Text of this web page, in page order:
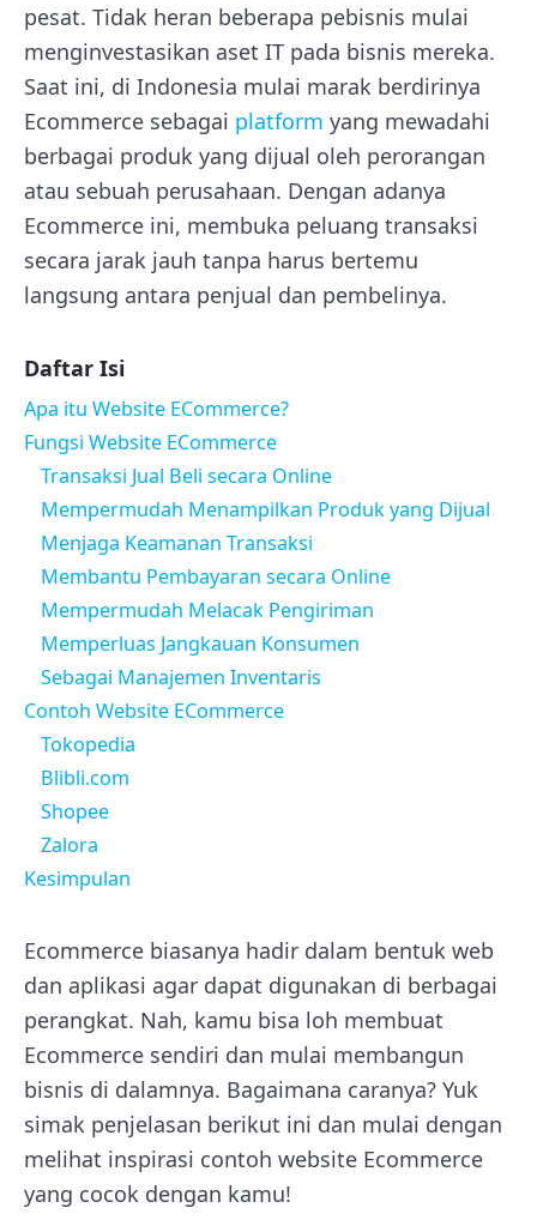
pesat. Tidak heran beberapa pebisnis mulai
menginvestasikan aset IT pada bisnis mereka.
Saat ini, di Indonesia mulai marak berdirinya
Ecommerce sebagai platform yang mewadahi
berbagai produk yang dijual oleh perorangan
atau sebuah perusahaan. Dengan adanya
Ecommerce ini, membuka peluang transaksi
secara jarak jauh tanpa harus bertemu
langsung antara penjual dan pembelinya.
Daftar Isi
Apa itu Website ECommerce?
Fungsi Website ECommerce
Transaksi Jual Beli secara Online
Mempermudah Menampilkan Produk yang Dijual
Menjaga Keamanan Transaksi
Membantu Pembayaran secara Online
Mempermudah Melacak Pengiriman
Memperluas Jangkauan Konsumen
Sebagai Manajemen Inventaris
Contoh Website ECommerce
Tokopedia
Blibli.com
Shopee
Zalora
Kesimpulan
Ecommerce biasanya hadir dalam bentuk web
dan aplikasi agar dapat digunakan di berbagai
perangkat. Nah, kamu bisa loh membuat
Ecommerce sendiri dan mulai membangun
bisnis di dalamnya. Bagaimana caranya? Yuk
simak penjelasan berikut ini dan mulai dengan
melihat inspirasi contoh website Ecommerce
yang cocok dengan kamu!